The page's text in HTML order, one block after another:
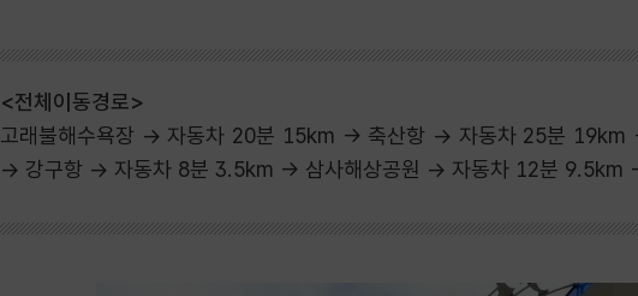
<전체이동경로>
고래불해수욕장 → 자동차 20분 15km → 축산항 → 자동차 25분
→ 강구항 → 자동차 8분 3.5km → 삼사해상공원 → 자동차 12분 9.5km